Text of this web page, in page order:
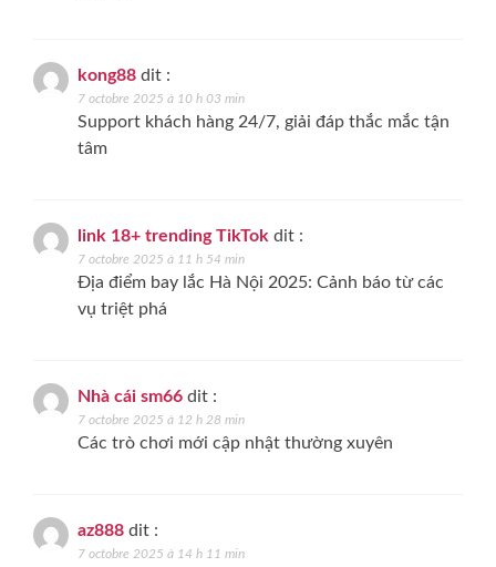
kong88 dit :
7 octobre 2025 à 10 h 03 min
Support khách hàng 24/7, giải đáp thắc mắc tận
tâm
link 18+ trending TikTok dit :
7 octobre 2025 à 11 h 54 min
Địa điểm bay lắc Hà Nội 2025: Cảnh báo từ các
vụ triệt phá
Nhà cái sm66 dit :
7 octobre 2025 à 12 h 28 min
Các trò chơi mới cập nhật thường xuyên
az888 dit :
7 octobre 2025 à 14 h 11 min